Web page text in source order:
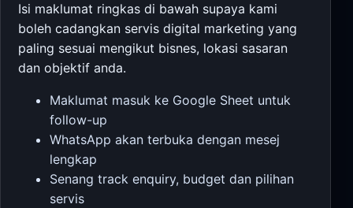
Isi maklumat ringkas di bawah supaya kami
boleh cadangkan servis digital marketing yang
paling sesuai mengikut bisnes, lokasi sasaran
dan objektif anda.
Maklumat masuk ke Google Sheet untuk
follow-up
WhatsApp akan terbuka dengan mesej
lengkap
Senang track enquiry, budget dan pilihan
servis